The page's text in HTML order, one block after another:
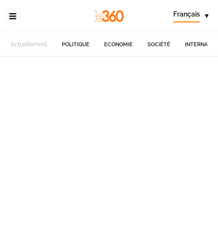
Français ▾
Actuellement POLITIQUE ECONOMIE SOCIÉTÉ